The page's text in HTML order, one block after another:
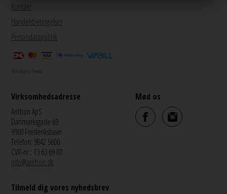
Kontakt
Handelsbetingelser
Persondatapolitik
Webshop by Bewise
Virksomhedsadresse
Anthon ApS
Danmarksgade 69
9900 Frederikshavn
Telefon: 9842 5600
CVR-nr.: 13 63 69 07
info@anthon.dk
Mød os
Tilmeld dig vores nyhedsbrev